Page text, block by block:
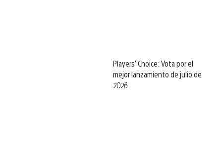
Players’ Choice: Vota por el
mejor lanzamiento de julio de
2026